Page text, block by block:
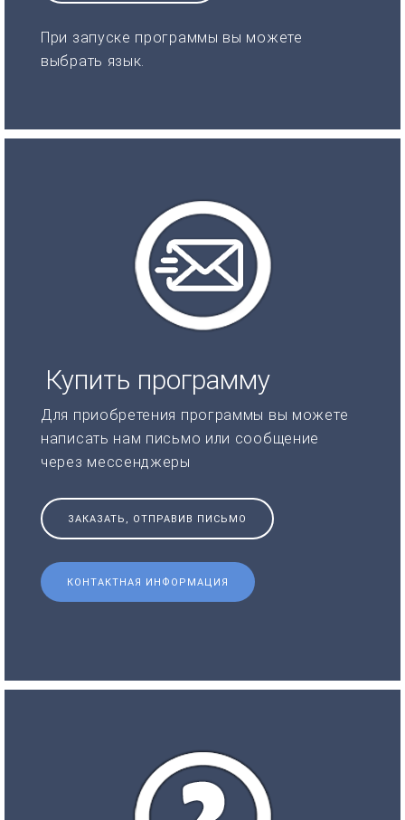
При запуске программы вы можете
выбрать язык.
Купить программу
Для приобретения программы вы можете
написать нам письмо или сообщение
через мессенджеры
ЗАКАЗАТЬ, ОТПРАВИВ ПИСЬМО
КОНТАКТНАЯ ИНФОРМАЦИЯ